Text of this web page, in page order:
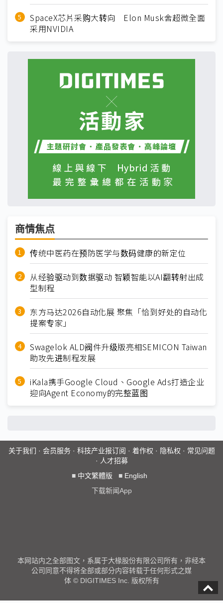
SpaceX芯片采购大转向 Elon Musk舍超微全面
采用NVIDIA
商情焦点
传统中医药在预防医学与数码健康的新定位
从经验驱动到数据驱动 智颖智能以AI翻转射出成
型制程
东方马达2026自动化展 聚焦「恰到好处的自动化
提案专家」
Swagelok ALD阀件升级版亮相SEMICON Taiwan
助攻先进制程发展
iKala携手Google Cloud、Google Ads打造企业
迎向Agent Economy的完整蓝图
关于我们 · 会员服务· 科技产业报订阅 · 着作权 · 隐私权 · 常见问题
· 人才招募
■ 中文繁體版 ■ English
下载新闻App
本网站内之全部图文，系属于大椽股份有限公司所有，非经本
公司同意不得将全部或部分内容转载于任何形式之媒
体 © DIGITIMES Inc. 版权所有